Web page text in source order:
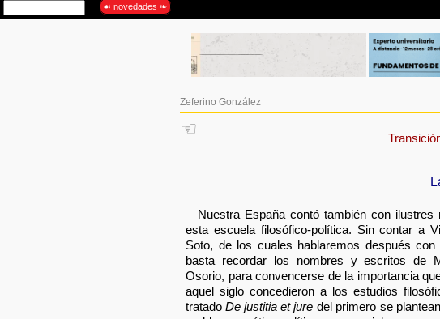
Zeferino González
☜
Nuestra España contó también con ilustres
esta escuela filosófico-política. Sin contar a
Soto, de los cuales hablaremos después con
basta recordar los nombres y escritos de
Osorio, para convencerse de la importancia
aquel siglo concedieron a los estudios
tratadoDe justitia et jure del primero se